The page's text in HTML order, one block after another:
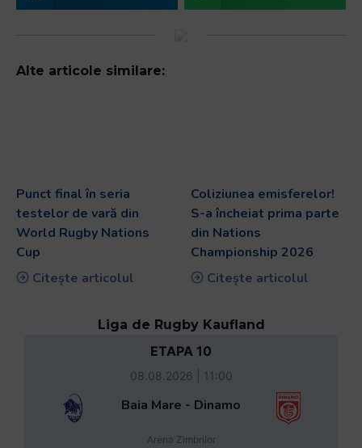
Alte articole similare:
Punct final în seria
testelor de vară din
World Rugby Nations
Cup
Citește articolul
Coliziunea emisferelor!
S-a încheiat prima parte
din Nations
Championship 2026
Citește articolul
Liga de Rugby Kaufland
ETAPA 10
08.08.2026 | 11:00
Baia Mare - Dinamo
Arena Zimbrilor